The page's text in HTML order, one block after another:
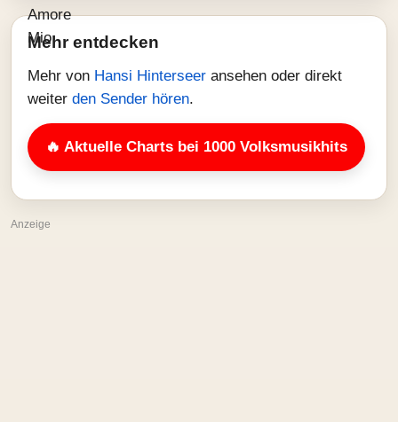
Mehr entdecken
Mehr von Hansi Hinterseer ansehen oder direkt
weiter den Sender hören.
🔥 Aktuelle Charts bei 1000 Volksmusikhits
Anzeige